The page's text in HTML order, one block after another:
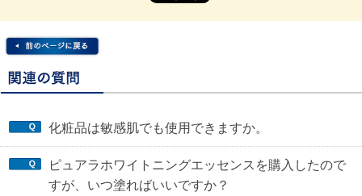
化粧品は敏感肌でも使用できますか。
ピュアラホワイトニングエッセンスを購入したので
すが、いつ塗ればいいですか？